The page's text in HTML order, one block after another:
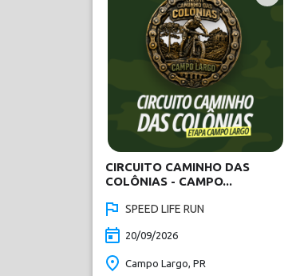
CIRCUITO CAMINHO DAS
COLÔNIAS - CAMPO...
SPEED LIFE RUN
20/09/2026
Campo Largo, PR